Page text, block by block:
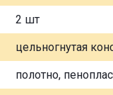
2 шт
цельногнутая
полотно,